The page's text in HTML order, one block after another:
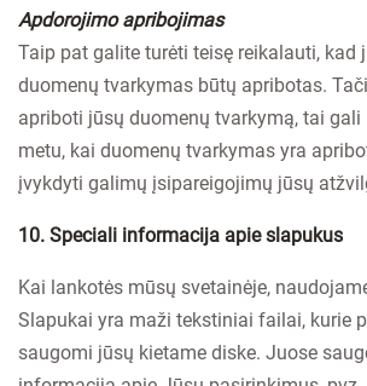
Apdorojimo apribojimas
Taip pat galite turėti teisę reikalauti, kad
duomenų tvarkymas būtų apribotas.
apriboti jūsų duomenų tvarkymą, tai gali
metu, kai duomenų tvarkymas yra
įvykdyti galimų įsipareigojimų jūsų
10. Speciali informacija apie slapukus
Kai lankotės mūsų svetainėje,
Slapukai yra maži tekstiniai failai, kurie
saugomi jūsų kietame diske. Juose